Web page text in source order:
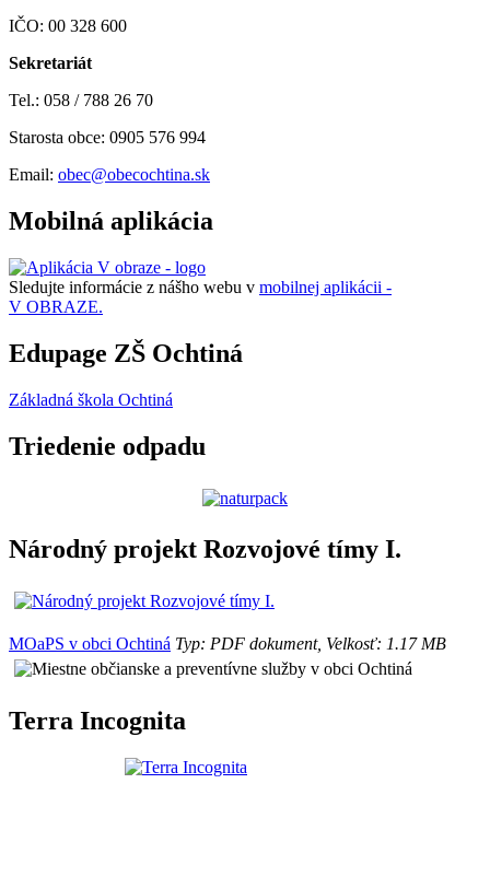
IČO: 00 328 600
Sekretariát
Tel.: 058 / 788 26 70
Starosta obce: 0905 576 994
Email: obec@obecochtina.sk
Mobilná aplikácia
Sledujte informácie z nášho webu v mobilnej aplikácii -
V OBRAZE.
Edupage ZŠ Ochtiná
Základná škola Ochtiná
Triedenie odpadu
Národný projekt Rozvojové tímy I.
MOaPS v obci Ochtiná Typ: PDF dokument, Velkosť: 1.17 MB
Terra Incognita